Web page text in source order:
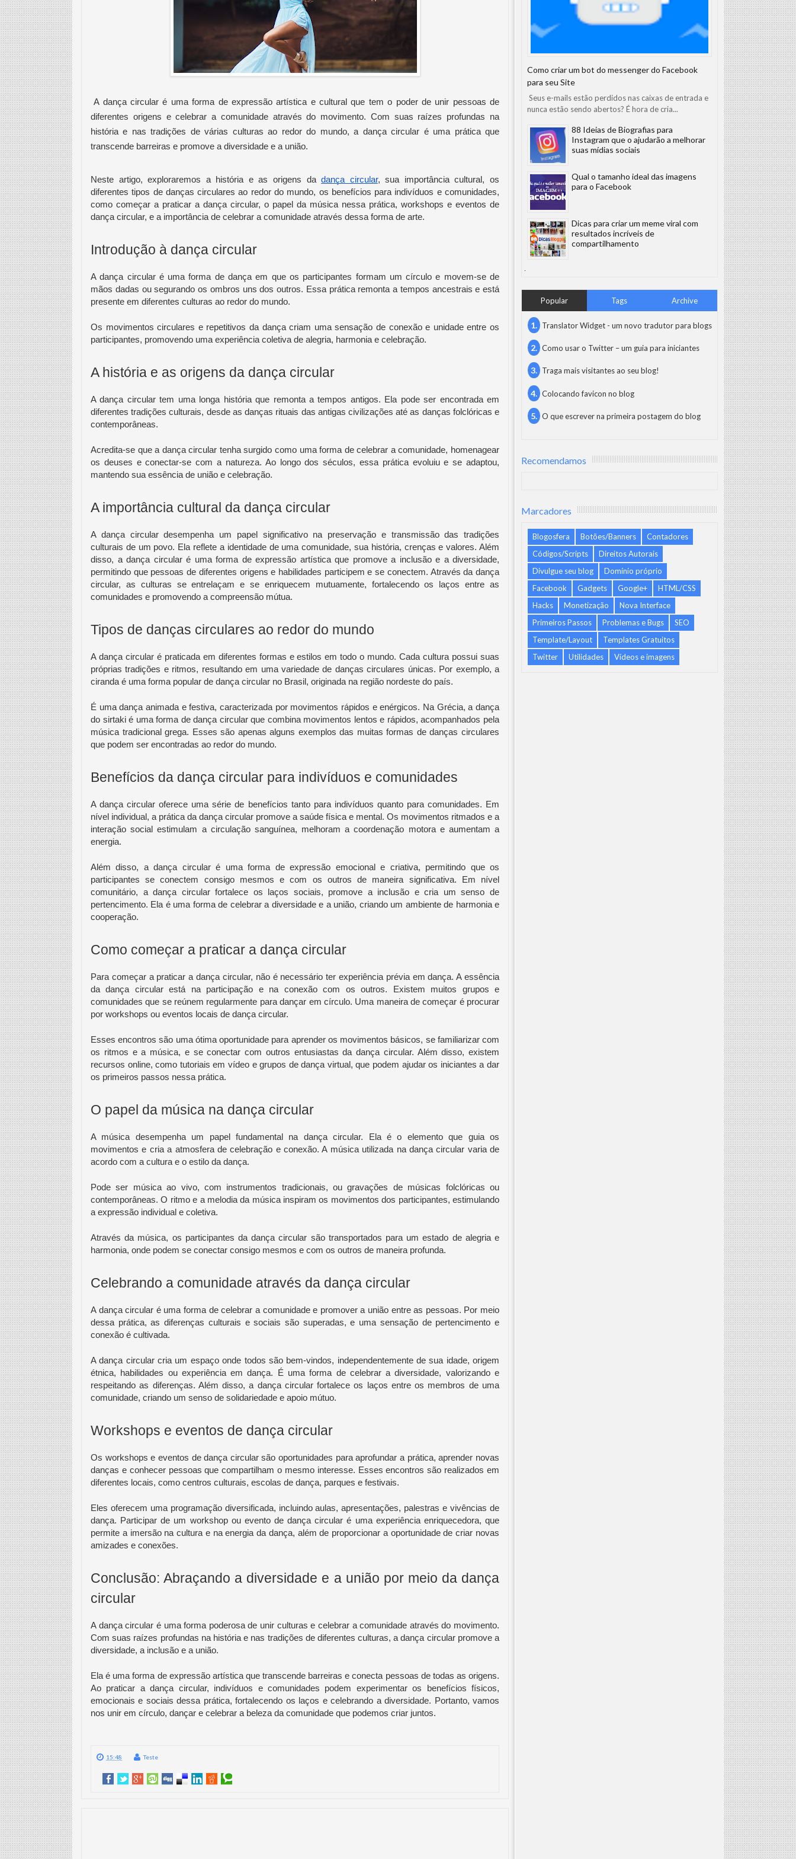
A dança circular é uma forma de expressão artística e cultural que tem o poder de unir pessoas de
diferentes origens e celebrar a comunidade através do movimento. Com suas raízes profundas na
história e nas tradições de várias culturas ao redor do mundo, a dança circular é uma prática que
transcende barreiras e promove a diversidade e a união.
Neste artigo, exploraremos a história e as origens dadança circular, sua importância cultural, os
diferentes tipos de danças circulares ao redor do mundo, os benefícios para indivíduos e comunidades,
como começar a praticar a dança circular, o papel da música nessa prática, workshops e eventos de
dança circular, e a importância de celebrar a comunidade através dessa forma de arte.
Introdução à dança circular
A dança circular é uma forma de dança em que os participantes formam um círculo e movem-se de
mãos dadas ou segurando os ombros uns dos outros. Essa prática remonta a tempos ancestrais e está
presente em diferentes culturas ao redor do mundo.
Os movimentos circulares e repetitivos da dança criam uma sensação de conexão e unidade entre os
participantes, promovendo uma experiência coletiva de alegria, harmonia e celebração.
A história e as origens da dança circular
A dança circular tem uma longa história que remonta a tempos antigos. Ela pode ser encontrada em
diferentes tradições culturais, desde as danças rituais das antigas civilizações até as danças folclóricas e
contemporâneas.
Acredita-se que a dança circular tenha surgido como uma forma de celebrar a comunidade, homenagear
os deuses e conectar-se com a natureza. Ao longo dos séculos, essa prática evoluiu e se adaptou,
mantendo sua essência de união e celebração.
A importância cultural da dança circular
A dança circular desempenha um papel significativo na preservação e transmissão das tradições
culturais de um povo. Ela reflete a identidade de uma comunidade, sua história, crenças e valores. Além
disso, a dança circular é uma forma de expressão artística que promove a inclusão e a diversidade,
permitindo que pessoas de diferentes origens e habilidades participem e se conectem. Através da dança
circular, as culturas se entrelaçam e se enriquecem mutuamente, fortalecendo os laços entre as
comunidades e promovendo a compreensão mútua.
Tipos de danças circulares ao redor do mundo
A dança circular é praticada em diferentes formas e estilos em todo o mundo. Cada cultura possui suas
próprias tradições e ritmos, resultando em uma variedade de danças circulares únicas. Por exemplo, a
ciranda é uma forma popular de dança circular no Brasil, originada na região nordeste do país.
É uma dança animada e festiva, caracterizada por movimentos rápidos e enérgicos. Na Grécia, a dança
do sirtaki é uma forma de dança circular que combina movimentos lentos e rápidos, acompanhados pela
música tradicional grega. Esses são apenas alguns exemplos das muitas formas de danças circulares
que podem ser encontradas ao redor do mundo.
Benefícios da dança circular para indivíduos e comunidades
A dança circular oferece uma série de benefícios tanto para indivíduos quanto para comunidades. Em
nível individual, a prática da dança circular promove a saúde física e mental. Os movimentos ritmados e a
interação social estimulam a circulação sanguínea, melhoram a coordenação motora e aumentam a
energia.
Além disso, a dança circular é uma forma de expressão emocional e criativa, permitindo que os
participantes se conectem consigo mesmos e com os outros de maneira significativa. Em nível
comunitário, a dança circular fortalece os laços sociais, promove a inclusão e cria um senso de
pertencimento. Ela é uma forma de celebrar a diversidade e a união, criando um ambiente de harmonia e
cooperação.
Como começar a praticar a dança circular
Para começar a praticar a dança circular, não é necessário ter experiência prévia em dança. A essência
da dança circular está na participação e na conexão com os outros. Existem muitos grupos e
comunidades que se reúnem regularmente para dançar em círculo. Uma maneira de começar é procurar
por workshops ou eventos locais de dança circular.
Esses encontros são uma ótima oportunidade para aprender os movimentos básicos, se familiarizar com
os ritmos e a música, e se conectar com outros entusiastas da dança circular. Além disso, existem
recursos online, como tutoriais em vídeo e grupos de dança virtual, que podem ajudar os iniciantes a dar
os primeiros passos nessa prática.
O papel da música na dança circular
A música desempenha um papel fundamental na dança circular. Ela é o elemento que guia os
movimentos e cria a atmosfera de celebração e conexão. A música utilizada na dança circular varia de
acordo com a cultura e o estilo da dança.
Pode ser música ao vivo, com instrumentos tradicionais, ou gravações de músicas folclóricas ou
contemporâneas. O ritmo e a melodia da música inspiram os movimentos dos participantes, estimulando
a expressão individual e coletiva.
Através da música, os participantes da dança circular são transportados para um estado de alegria e
harmonia, onde podem se conectar consigo mesmos e com os outros de maneira profunda.
Celebrando a comunidade através da dança circular
A dança circular é uma forma de celebrar a comunidade e promover a união entre as pessoas. Por meio
dessa prática, as diferenças culturais e sociais são superadas, e uma sensação de pertencimento e
conexão é cultivada.
A dança circular cria um espaço onde todos são bem-vindos, independentemente de sua idade, origem
étnica, habilidades ou experiência em dança. É uma forma de celebrar a diversidade, valorizando e
respeitando as diferenças. Além disso, a dança circular fortalece os laços entre os membros de uma
comunidade, criando um senso de solidariedade e apoio mútuo.
Workshops e eventos de dança circular
Os workshops e eventos de dança circular são oportunidades para aprofundar a prática, aprender novas
danças e conhecer pessoas que compartilham o mesmo interesse. Esses encontros são realizados em
diferentes locais, como centros culturais, escolas de dança, parques e festivais.
Eles oferecem uma programação diversificada, incluindo aulas, apresentações, palestras e vivências de
dança. Participar de um workshop ou evento de dança circular é uma experiência enriquecedora, que
permite a imersão na cultura e na energia da dança, além de proporcionar a oportunidade de criar novas
amizades e conexões.
Conclusão: Abraçando a diversidade e a união por meio da dança
circular
A dança circular é uma forma poderosa de unir culturas e celebrar a comunidade através do movimento.
Com suas raízes profundas na história e nas tradições de diferentes culturas, a dança circular promove a
diversidade, a inclusão e a união.
Ela é uma forma de expressão artística que transcende barreiras e conecta pessoas de todas as origens.
Ao praticar a dança circular, indivíduos e comunidades podem experimentar os benefícios físicos,
emocionais e sociais dessa prática, fortalecendo os laços e celebrando a diversidade. Portanto, vamos
nos unir em círculo, dançar e celebrar a beleza da comunidade que podemos criar juntos.
15:48 Teste
Como criar um bot do messenger do Facebook
para seu Site
Seus e-mails estão perdidos nas caixas de entrada e
nunca estão sendo abertos? É hora de cria...
88 Ideias de Biografias para
Instagram que o ajudarão a melhorar
suas mídias sociais
Qual o tamanho ideal das imagens
para o Facebook
Dicas para criar um meme viral com
resultados incríveis de
compartilhamento
Popular Tags Archive
Translator Widget - um novo tradutor para blogs
Como usar o Twitter – um guia para iniciantes
Traga mais visitantes ao seu blog!
Colocando favicon no blog
O que escrever na primeira postagem do blog
Recomendamos
Marcadores
Blogosfera Botões/Banners
Contadores
Códigos/Scripts
Direitos Autorais
Divulgue seu blog
Domínio próprio
Facebook
Gadgets Google+
HTML/CSS
Hacks
Monetização
Nova Interface
Primeiros Passos
Problemas e Bugs
SEO
Template/Layout
Templates Gratuitos
Twitter
Utilidades Vídeos e imagens